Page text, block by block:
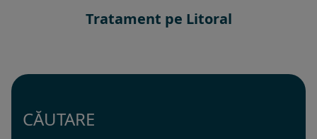
Tratament pe Litoral
CĂUTARE